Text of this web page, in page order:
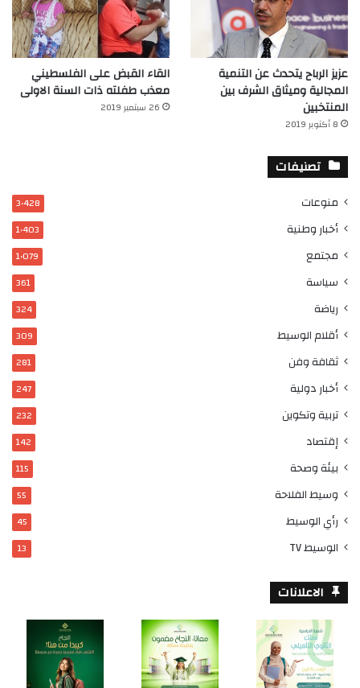
عزيز الرباح يتحدث عن التنمية
المجالية وميثاق الشرف بين
المنتخبين
8 أكتوبر 2019
القاء القبض على الفلسطيني
معذب طفلته ذات السنة الاولى
26 سبتمبر 2019
تصنيفات
منوعات 3٬428
أخبار وطنية 1٬403
مجتمع 1٬079
سياسة 361
رياضة 324
أقلام الوسيط 309
ثقافة وفن 281
أخبار دولية 247
تربية وتكوين 232
إقتصاد 142
بيئة وصحة 115
وسيط الفلاحة 55
رأي الوسيط 45
الوسيط TV 13
الاعلانات